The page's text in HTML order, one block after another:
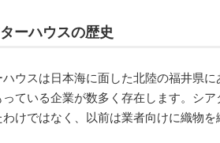
ーハウスの歴史
ハウスは日本海に面した北陸の福井県
っている企業が数多く存在します。シ
わけではなく、以前は業者向けに織物を